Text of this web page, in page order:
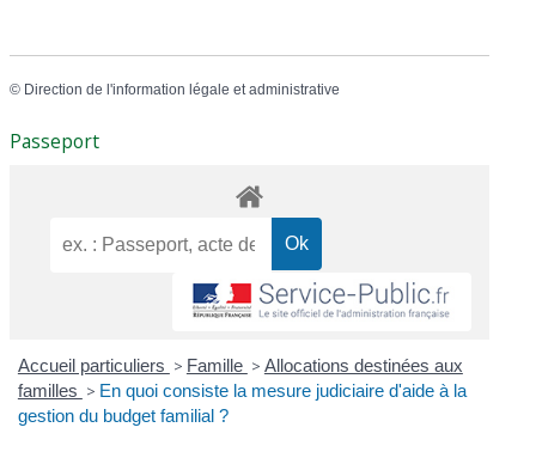
© Direction de l'information légale et administrative
Passeport
Accueil particuliers > Famille > Allocations destinées aux
familles > En quoi consiste la mesure judiciaire d'aide à la
gestion du budget familial ?